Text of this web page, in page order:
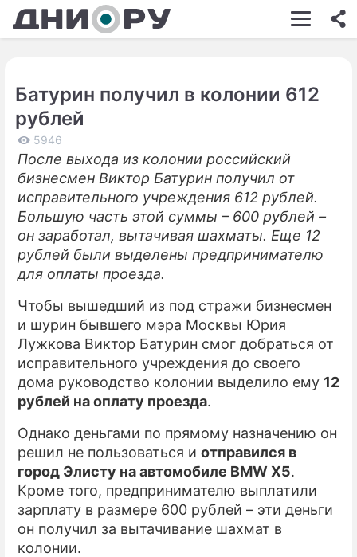
ШОУ-БИЗНЕС
КИНО
ЗДОРОВЬЕ
ЭКОНОМИКА
ПРОИСШЕСТВИЯ
СОННИК
СЕРИАЛЫ
ИГРЫ
ПРЕСС-РЕЛИЗЫ
Батурин получил в колонии 612
рублей
5946
После выхода из колонии российский
бизнесмен Виктор Батурин получил от
исправительного учреждения 612 рублей.
Большую часть этой суммы – 600 рублей –
он заработал, вытачивая шахматы. Еще 12
рублей были выделены предпринимателю
для оплаты проезда.
Чтобы вышедший из под стражи бизнесмен
и шурин бывшего мэра Москвы Юрия
Лужкова Виктор Батурин смог добраться от
исправительного учреждения до своего
дома руководство колонии выделило ему 12
рублей на оплату проезда.
Однако деньгами по прямому назначению он
решил не пользоваться и отправился в
город Элисту на автомобиле BMW X5.
Кроме того, предпринимателю выплатили
зарплату в размере 600 рублей – эти деньги
он получил за вытачивание шахмат в
колонии.